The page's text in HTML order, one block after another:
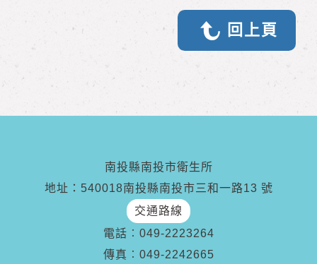
回上頁
南投縣南投市衛生所
地址：540018南投縣南投市三和一路13 號
交通路線
電話︰ 049-2223264
傳真︰ 049-2242665